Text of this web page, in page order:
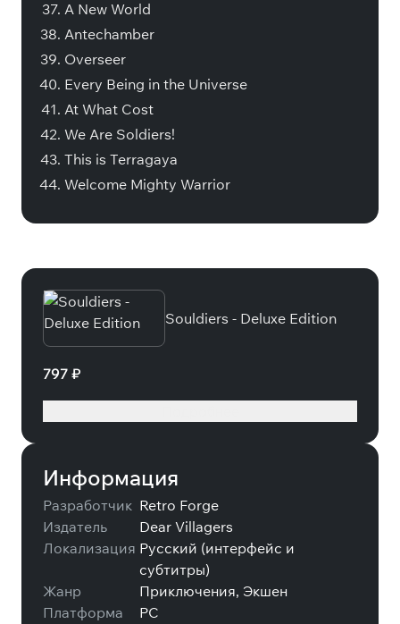
A New World
Antechamber
Overseer
Every Being in the Universe
At What Cost
We Are Soldiers!
This is Terragaya
Welcome Mighty Warrior
Souldiers - Deluxe Edition
797 ₽
Информация
Разработчик Retro Forge
Издатель
Dear Villagers
Локализация Русский (интерфейс и
субтитры)
Жанр
Приключения, Экшен
Платформа
PC